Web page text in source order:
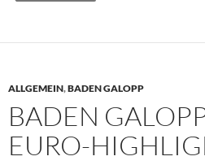
ALLGEMEIN,BADEN GALOPP
BADEN
EURO-